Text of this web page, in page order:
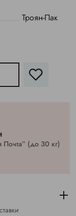
Троян-Пак
(до 30 кг)